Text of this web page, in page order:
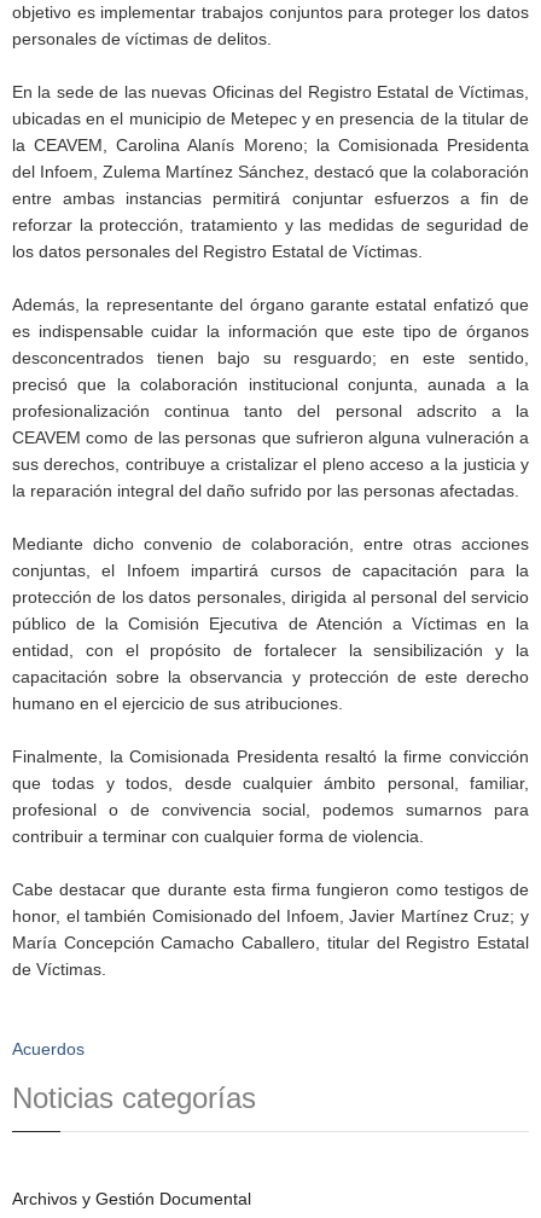
objetivo es implementar trabajos conjuntos para proteger los datos
personales de víctimas de delitos.
En la sede de las nuevas Oficinas del Registro Estatal de Víctimas,
ubicadas en el municipio de Metepec y en presencia de la titular de
la CEAVEM, Carolina Alanís Moreno; la Comisionada Presidenta
del Infoem, Zulema Martínez Sánchez, destacó que la colaboración
entre ambas instancias permitirá conjuntar esfuerzos a fin de
reforzar la protección, tratamiento y las medidas de seguridad de
los datos personales del Registro Estatal de Víctimas.
Además, la representante del órgano garante estatal enfatizó que
es indispensable cuidar la información que este tipo de órganos
desconcentrados tienen bajo su resguardo; en este sentido,
precisó que la colaboración institucional conjunta, aunada a la
profesionalización continua tanto del personal adscrito a la
CEAVEM como de las personas que sufrieron alguna vulneración a
sus derechos, contribuye a cristalizar el pleno acceso a la justicia y
la reparación integral del daño sufrido por las personas afectadas.
Mediante dicho convenio de colaboración, entre otras acciones
conjuntas, el Infoem impartirá cursos de capacitación para la
protección de los datos personales, dirigida al personal del servicio
público de la Comisión Ejecutiva de Atención a Víctimas en la
entidad, con el propósito de fortalecer la sensibilización y la
capacitación sobre la observancia y protección de este derecho
humano en el ejercicio de sus atribuciones.
Finalmente, la Comisionada Presidenta resaltó la firme convicción
que todas y todos, desde cualquier ámbito personal, familiar,
profesional o de convivencia social, podemos sumarnos para
contribuir a terminar con cualquier forma de violencia.
Cabe destacar que durante esta firma fungieron como testigos de
honor, el también Comisionado del Infoem, Javier Martínez Cruz; y
María Concepción Camacho Caballero, titular del Registro Estatal
de Víctimas.
Acuerdos
Noticias categorías
Archivos y Gestión Documental